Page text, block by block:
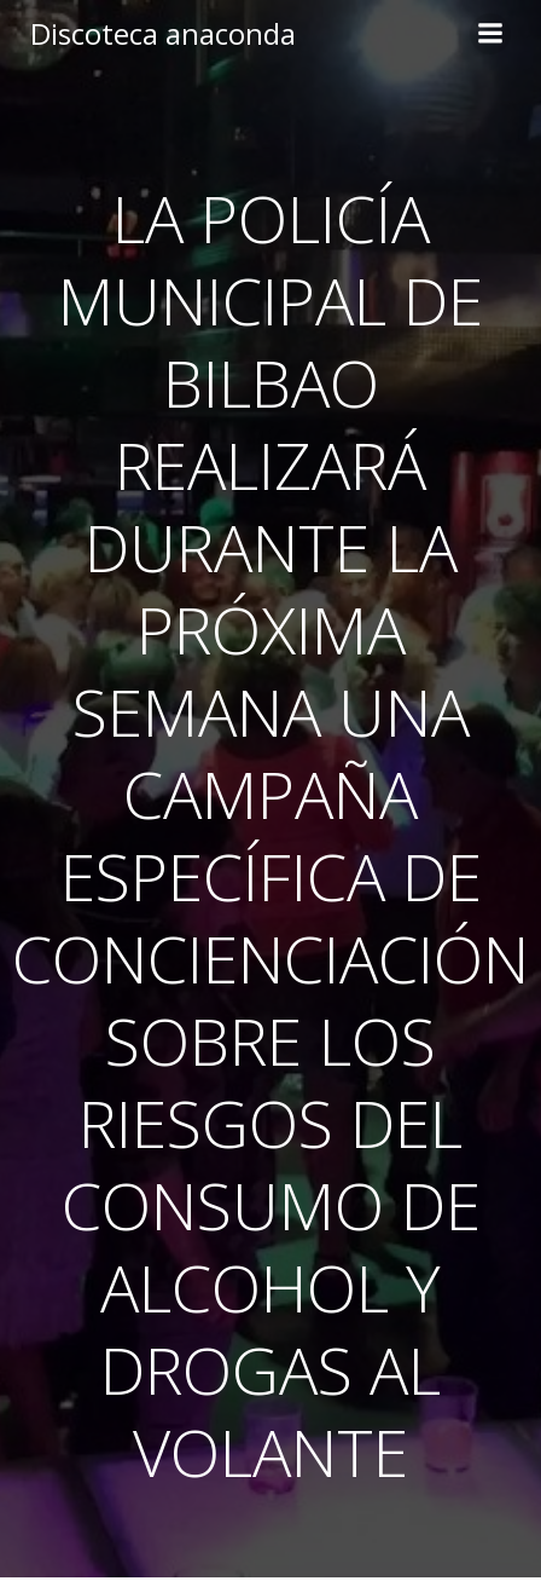
to
Discoteca anaconda
LA POLICÍA
MUNICIPAL DE
BILBAO
REALIZARÁ
DURANTE LA
PRÓXIMA
SEMANA UNA
CAMPAÑA
ESPECÍFICA DE
CONCIENCIACIÓN
SOBRE LOS
RIESGOS DEL
CONSUMO DE
ALCOHOL Y
DROGAS AL
VOLANTE